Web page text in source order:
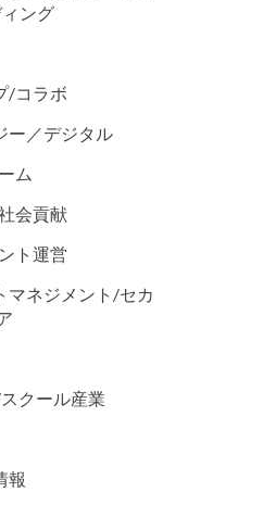
ング
/コラボ
ー／デジタル
ム
会貢献
ト運営
マネジメント/セカ
クール産業
報